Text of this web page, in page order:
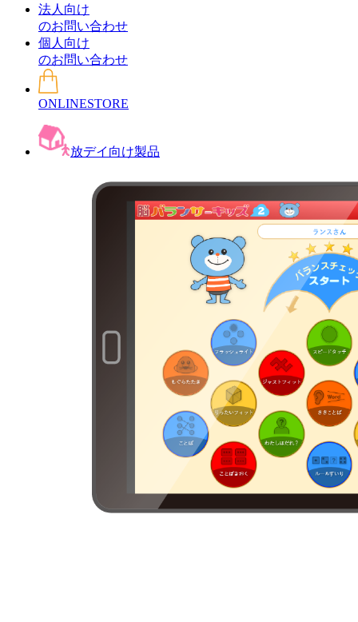
法人向け
のお問い合わせ
個人向け
のお問い合わせ
ONLINESTORE
放デイ向け製品